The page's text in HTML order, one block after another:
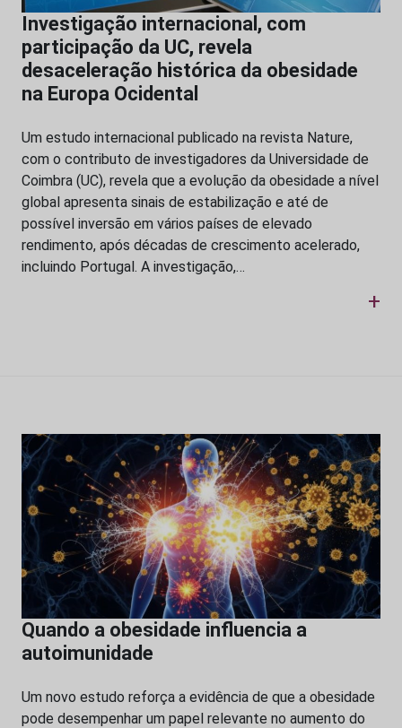
Investigação internacional, com
participação da UC, revela
desaceleração histórica da obesidade
na Europa Ocidental
Um estudo internacional publicado na revista Nature,
com o contributo de investigadores da Universidade de
Coimbra (UC), revela que a evolução da obesidade a nível
global apresenta sinais de estabilização e até de
possível inversão em vários países de elevado
rendimento, após décadas de crescimento acelerado,
incluindo Portugal. A investigação,…
+
Quando a obesidade influencia a
autoimunidade
Um novo estudo reforça a evidência de que a obesidade
pode desempenhar um papel relevante no aumento do